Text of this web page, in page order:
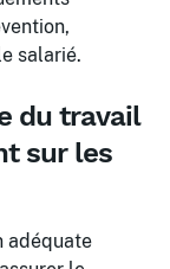
salarié.
du travail
sur les
adéquate